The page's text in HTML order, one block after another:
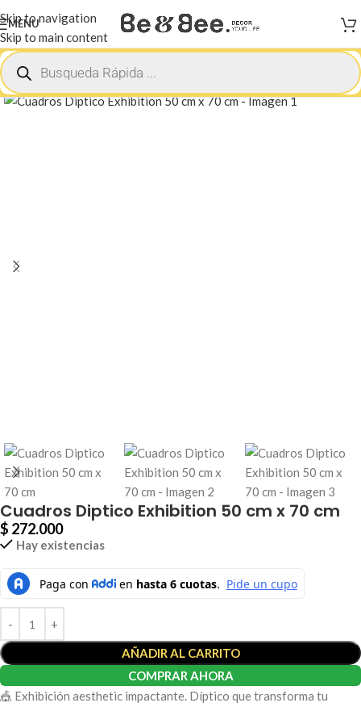
Skip to navigation
Skip to main content
MENU
Inicio Contemporáneo
Cuadros Diptico Exhibition 50 cm x 70 cm
$ 272.000
Hay existencias
AÑADIR AL CARRITO
COMPRAR AHORA
🎪 Exhibición aesthetic impactante. Díptico que transforma tu